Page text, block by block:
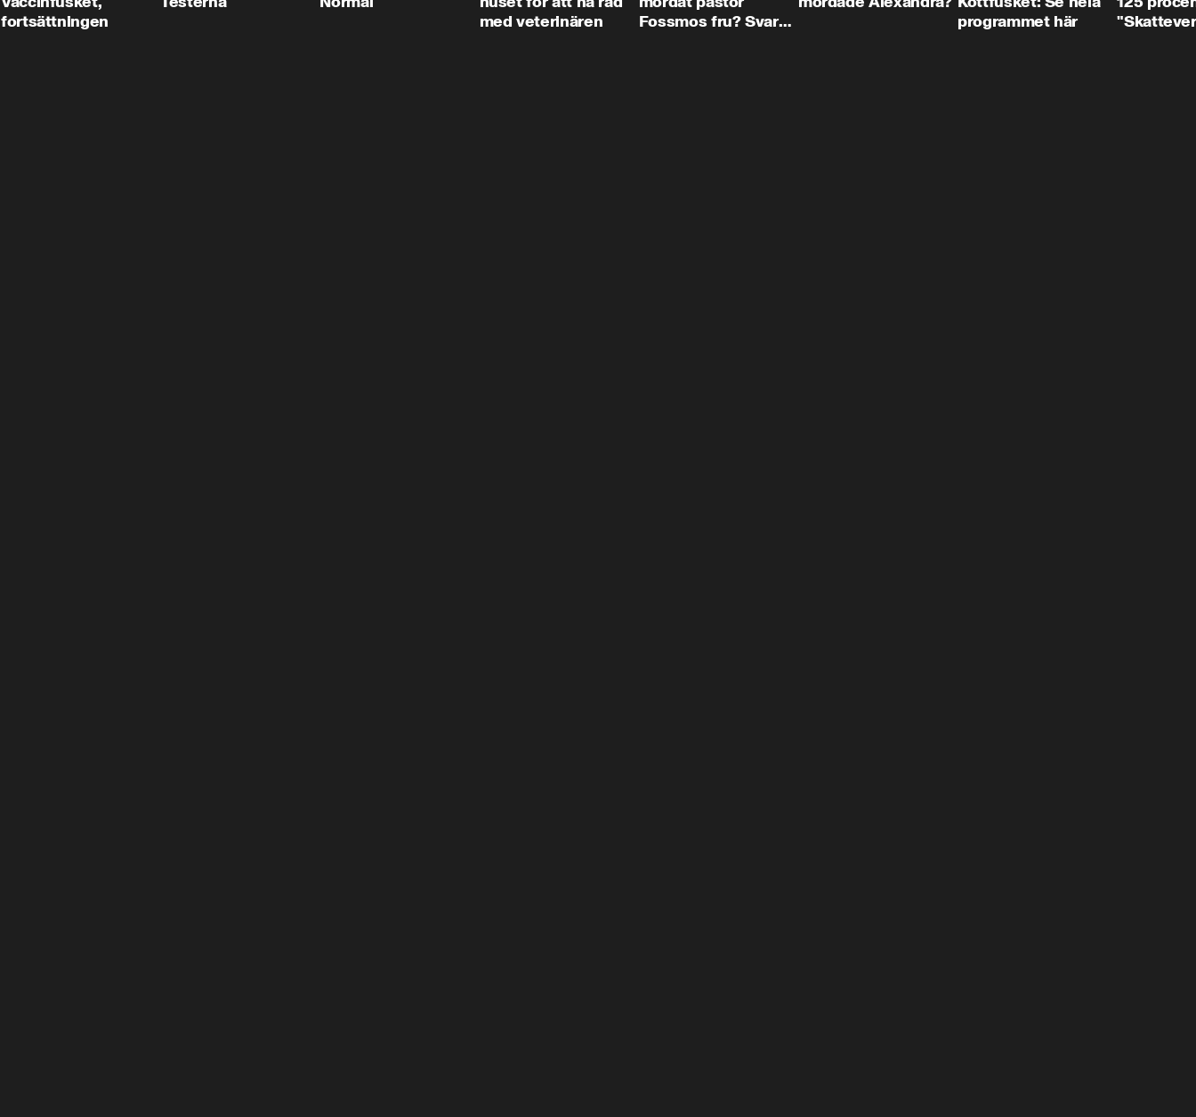
fortsättningen
med veterinären
Fossmos fru? Svar
programmet här